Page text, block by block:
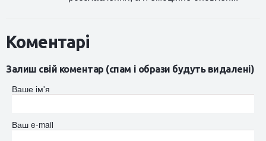
Коментарі
Залиш свій коментар (спам і образи будуть видалені)
Ваше ім'я
Ваш e-mail